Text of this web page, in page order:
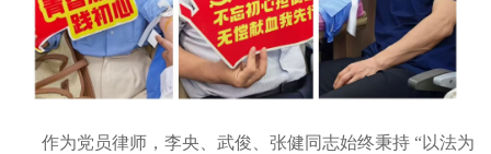
作为党员律师，李央、武俊、张健同志始终秉持 “以法为